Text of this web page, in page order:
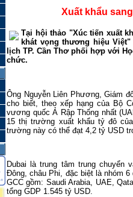
Xuất khẩu
Tại hội thảo "Xúc tiến xuất
khát vọng thương hiệu
lịch TP. Cần Thơ phối hợp với
chức.
Ông Nguyễn Liên Phương, Giám
cho biết, theo xếp hạng của Bộ
vương quốc Ả Rập Thống nhất
15 thị trường xuất khẩu tỷ đô
trường này có thể đạt 4,2 tỷ USD
Dubai là trung tâm trung chuyển
Đông, châu Phi, đặc biệt là nhóm
GCC gồm: Saudi Arabia, UAE,
tổng GDP 1.545 tỷ USD.